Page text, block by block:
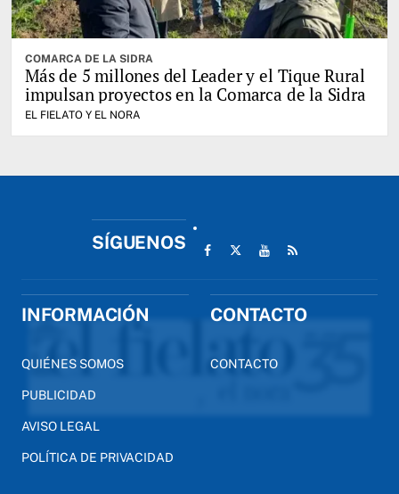
COMARCA DE LA SIDRA
Más de 5 millones del Leader y el Tique Rural
impulsan proyectos en la Comarca de la Sidra
EL FIELATO Y EL NORA
SÍGUENOS
INFORMACIÓN
QUIÉNES SOMOS
PUBLICIDAD
AVISO LEGAL
POLÍTICA DE PRIVACIDAD
CONTACTO
CONTACTO